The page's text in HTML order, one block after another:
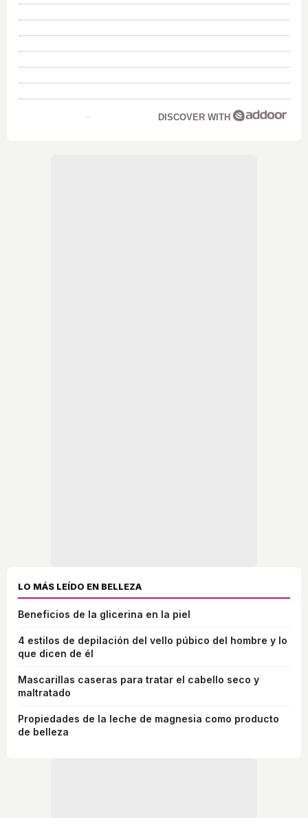
DISCOVER WITH
LO MÁS LEÍDO EN BELLEZA
Beneficios de la glicerina en la piel
4 estilos de depilación del vello púbico del hombre y lo
que dicen de él
Mascarillas caseras para tratar el cabello seco y
maltratado
Propiedades de la leche de magnesia como producto
de belleza